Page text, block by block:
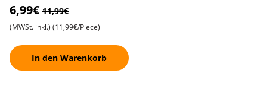
besetzten Anhänger ,
Passend
6,99€ 11,99€
(MWSt. inkl.) (11,99€/Piece)
In den Warenkorb